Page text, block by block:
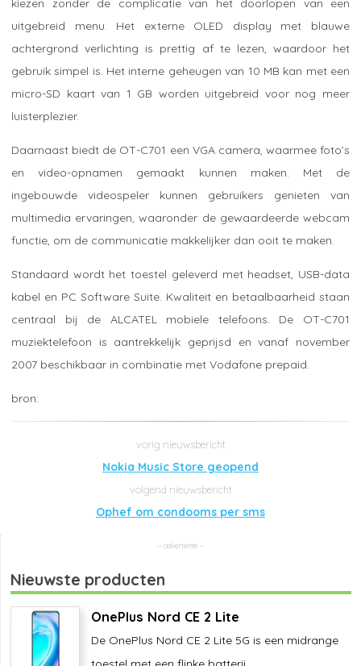
kiezen zonder de complicatie van het doorlopen van een
uitgebreid menu. Het externe OLED display met blauwe
achtergrond verlichting is prettig af te lezen, waardoor het
gebruik simpel is. Het interne geheugen van 10 MB kan met een
micro-SD kaart van 1 GB worden uitgebreid voor nog meer
luisterplezier.
Daarnaast biedt de OT-C701 een VGA camera, waarmee foto’s
en video-opnamen gemaakt kunnen maken. Met de
ingebouwde videospeler kunnen gebruikers genieten van
multimedia ervaringen, waaronder de gewaardeerde webcam
functie, om de communicatie makkelijker dan ooit te maken.
Standaard wordt het toestel geleverd met headset, USB-data
kabel en PC Software Suite. Kwaliteit en betaalbaarheid staan
centraal bij de ALCATEL mobiele telefoons. De OT-C701
muziektelefoon is aantrekkelijk geprijsd en vanaf november
2007 beschikbaar in combinatie met Vodafone prepaid.
Nokia Music Store geopend
Ophef om condooms per sms
Nieuwste producten
OnePlus Nord CE 2 Lite
De OnePlus Nord CE 2 Lite 5G is een midrange